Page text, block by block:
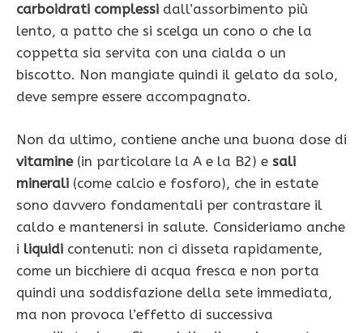
carboidrati complessi dall’assorbimento più
lento, a patto che si scelga un cono o che la
coppetta sia servita con una cialda o un
biscotto. Non mangiate quindi il gelato da solo,
deve sempre essere accompagnato.
Non da ultimo, contiene anche una buona dose di
vitamine(in particolare la A e la B2) e sali
minerali (come calcio e fosforo), che in estate
sono davvero fondamentali per contrastare il
caldo e mantenersi in salute. Consideriamo anche
i liquidi contenuti: non ci disseta rapidamente,
come un bicchiere di acqua fresca e non porta
quindi una soddisfazione della sete immediata,
ma non provoca l’effetto di successiva